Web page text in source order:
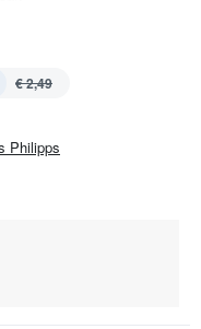
€ 2,49
Philipps